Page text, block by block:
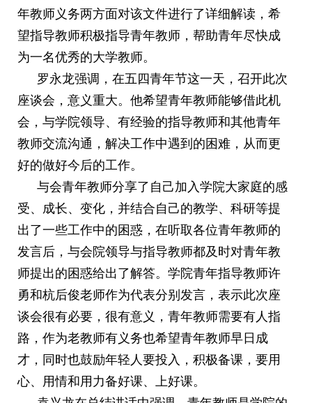
年教师义务两方面对该文件进行了详细解读，希
望指导教师积极指导青年教师，帮助青年尽快成
为一名优秀的大学教师。
罗永龙强调，在五四青年节这一天，召开此次
座谈会，意义重大。他希望青年教师能够借此机
会，与学院领导、有经验的指导教师和其他青年
教师交流沟通，解决工作中遇到的困难，从而更
好的做好今后的工作。
与会青年教师分享了自己加入学院大家庭的感
受、成长、变化，并结合自己的教学、科研等提
出了一些工作中的困惑，在听取各位青年教师的
发言后，与会院领导与指导教师都及时对青年教
师提出的困惑给出了解答。 学院青年指导教师许
勇和杭后俊老师作为代表分别发言，表示此次座
谈会很有必要，很有意义，青年教师需要有人指
路，作为老教师有义务也希望青年教师早日成
才，同时也鼓励年轻人要投入，积极备课，要用
心、用情和用力备好课、上好课。